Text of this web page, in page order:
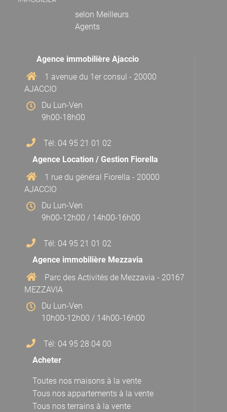
selon Meilleurs
Agents
Agence immobilière Ajaccio
1 avenue du 1er consul - 20000
AJACCIO
Du Lun-Ven
9h00-18h00
Tél: 04 95 21 01 02
Agence Location / Gestion Fiorella
1 rue du général Fiorella - 20000
AJACCIO
Du Lun-Ven
9h00-12h00 / 14h00-16h00
Tél: 04 95 21 01 02
Agence immobilière Mezzavia
Parc des Activités de Mezzavia - 20167
MEZZAVIA
Du Lun-Ven
10h00-12h00 / 14h00-16h00
Tél: 04 95 28 04 00
Acheter
Toutes nos maisons à la vente
Tous nos appartements à la vente
Tous nos terrains à la vente